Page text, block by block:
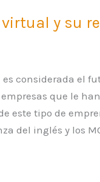
y su
considerada el
que le
este tipo de
del inglés y los